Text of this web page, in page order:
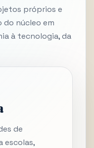
próprios e
núcleo em
à tecnologia, da
de
escolas,